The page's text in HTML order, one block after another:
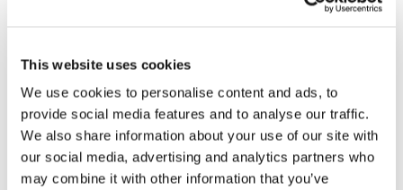
This website uses cookies
We use cookies to personalise content and ads, to
provide social media features and to analyse our traffic.
We also share information about your use of our site with
our social media, advertising and analytics partners who
may combine it with other information that you’ve